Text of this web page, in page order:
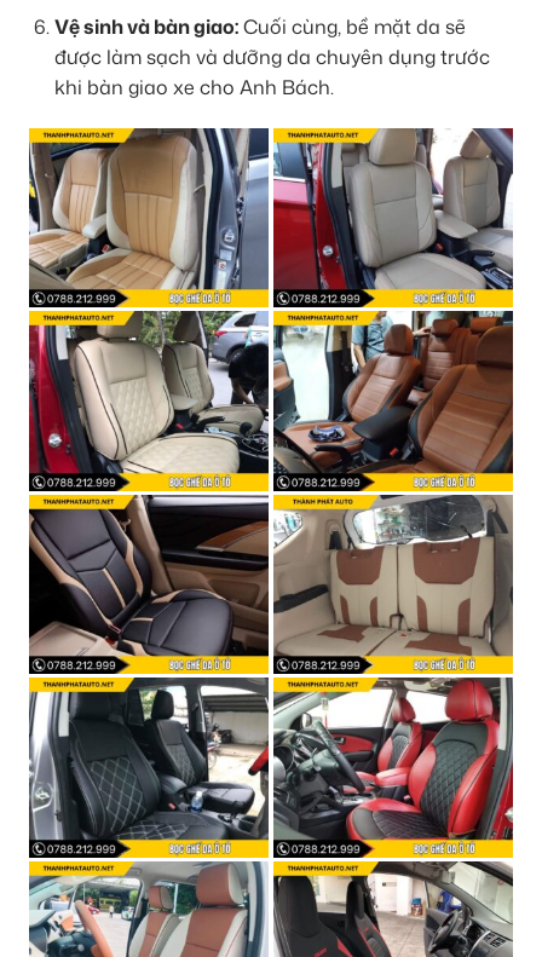
Vệ sinh và bàn giao:Cuối cùng, bề mặt da sẽ
được làm sạch và dưỡng da chuyên dụng trước
khi bàn giao xe cho Anh Bách.